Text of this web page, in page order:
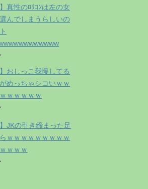
】真性のﾛﾘｺﾝは左の女
んでしまうらしいの
】おしっこ我慢してる
めっちゃシコいｗｗ
ｗｗｗｗｗ
】JKの引き締まった足
ｗｗｗｗｗｗｗｗｗ
ｗｗｗ